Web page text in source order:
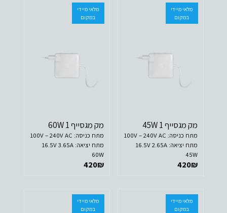
מלאי מיידי
במקום
מק מגסייף 1 45W
מתח כניסה: 100V – 240V AC
מתח יציאה: 16.5V 2.65A
45W
420₪
מלאי מיידי
במקום
מק מגסייף 1 60W
מתח כניסה: 100V – 240V AC
מתח יציאה: 16.5V 3.65A
60W
420₪
מלאי מיידי
במקום
מלאי מיידי
במקום